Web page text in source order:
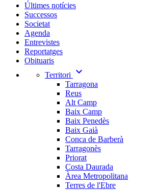
Últimes notícies
Successos
Societat
Agenda
Entrevistes
Reportatges
Obituaris
Territori
expand_more
Tarragona
Reus
Alt Camp
Baix Camp
Baix Penedès
Baix Gaià
Conca de Barberà
Tarragonès
Priorat
Costa Daurada
Àrea Metropolitana
Terres de l'Ebre